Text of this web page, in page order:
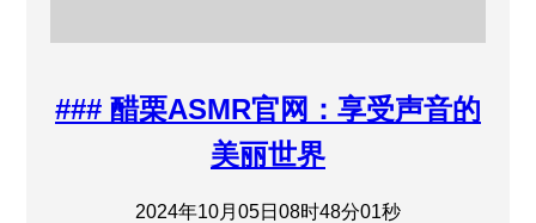
### 醋栗ASMR官网：享受声音的
美丽世界
2024年10月05日08时48分01秒